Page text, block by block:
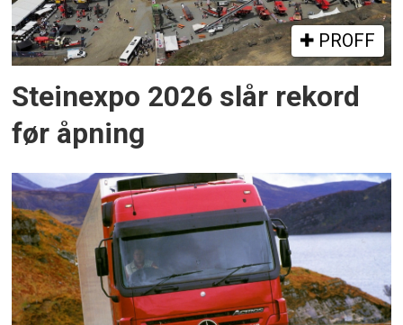
PROFF
Steinexpo 2026 slår rekord
før åpning